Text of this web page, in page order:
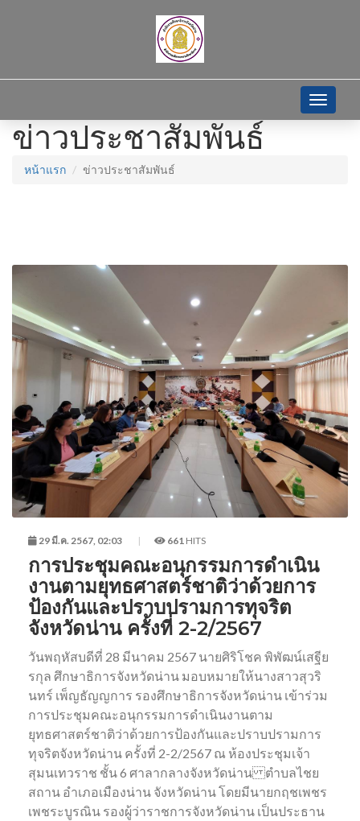
Toggle
ข่าวประชาสัมพันธ์
หน้าแรก ข่าวประชาสัมพันธ์
29 มี.ค. 2567, 02:03 661 HITS
การประชุมคณะอนุกรรมการดำเนิน
งานตามยุทธศาสตร์ชาติว่าด้วยการ
ป้องกันและปราบปรามการทุจริต
จังหวัดน่าน ครั้งที่ 2-2/2567
วันพฤหัสบดีที่ 28 มีนาคม 2567 นายศิริโชค พิพัฒน์เสฐีย
รกุล ศึกษาธิการจังหวัดน่าน มอบหมายให้นางสาวสุวริ
นทร์ เพ็ญธัญญการ รองศึกษาธิการจังหวัดน่าน เข้าร่วม
การประชุมคณะอนุกรรมการดำเนินงานตาม
ยุทธศาสตร์ชาติว่าด้วยการป้องกันและปราบปรามการ
ทุจริตจังหวัดน่าน ครั้งที่ 2-2/2567 ณ ห้องประชุมเจ้า
สุมนเทวราช ชั้น 6 ศาลากลางจังหวัดน่าน ตำบลไชย
สถาน อำเภอเมืองน่าน จังหวัดน่าน โดยมีนายกฤชเพชร
เพชระบูรณิน รองผู้ว่าราชการจังหวัดน่าน เป็นประธาน